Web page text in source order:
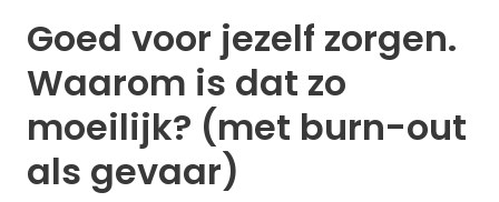
Goed voor jezelf zorgen.
Waarom is dat zo
moeilijk? (met burn-out
als gevaar)